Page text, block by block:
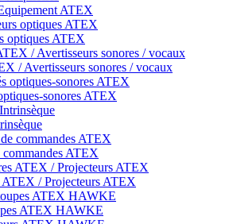
ATEX
optiques ATEX
/ Avertisseurs sonores / vocaux
sonores ATEX
commandes ATEX
/ Projecteurs ATEX
ATEX HAWKE